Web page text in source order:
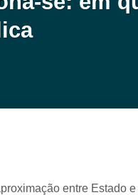
entre Estado